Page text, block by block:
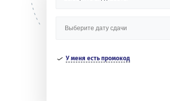
У меня есть промокод